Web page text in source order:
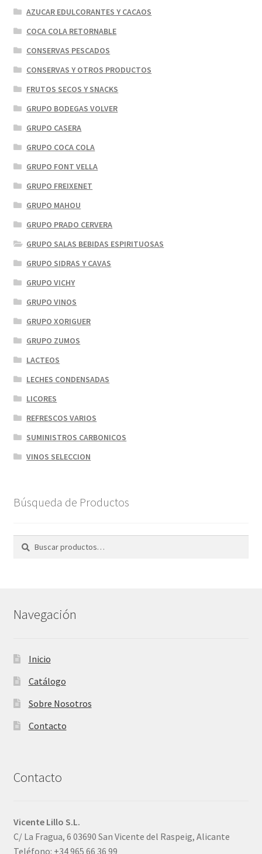
AZUCAR EDULCORANTES Y CACAOS
COCA COLA RETORNABLE
CONSERVAS PESCADOS
CONSERVAS Y OTROS PRODUCTOS
FRUTOS SECOS Y SNACKS
GRUPO BODEGAS VOLVER
GRUPO CASERA
GRUPO COCA COLA
GRUPO FONT VELLA
GRUPO FREIXENET
GRUPO MAHOU
GRUPO PRADO CERVERA
GRUPO SALAS BEBIDAS ESPIRITUOSAS
GRUPO SIDRAS Y CAVAS
GRUPO VICHY
GRUPO VINOS
GRUPO XORIGUER
GRUPO ZUMOS
LACTEOS
LECHES CONDENSADAS
LICORES
REFRESCOS VARIOS
SUMINISTROS CARBONICOS
VINOS SELECCION
Búsqueda de Productos
Buscar
Navegación
Inicio
Catálogo
Sobre Nosotros
Contacto
Contacto
Vicente Lillo S.L.
C/ La Fragua, 6 03690 San Vicente del Raspeig, Alicante
Teléfono: +34 965 66 36 99